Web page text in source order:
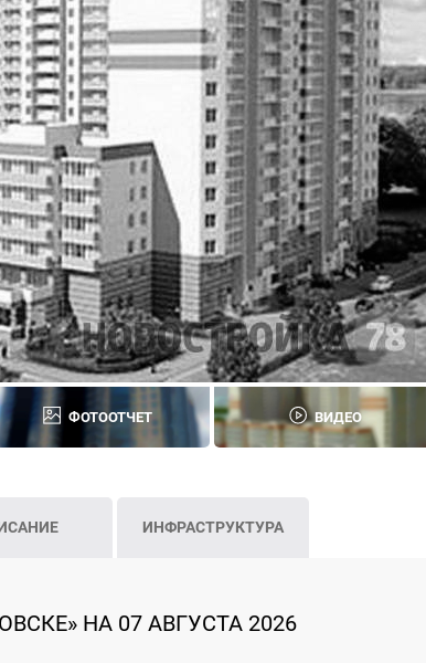
ФОТООТЧЕТ ВИДЕО
ИНФРАСТРУКТУРА
НА 07 АВГУСТА 2026